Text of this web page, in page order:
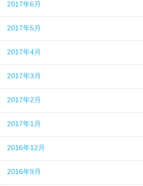
2017年6月
2017年5月
2017年4月
2017年3月
2017年2月
2017年1月
2016年12月
2016年9月